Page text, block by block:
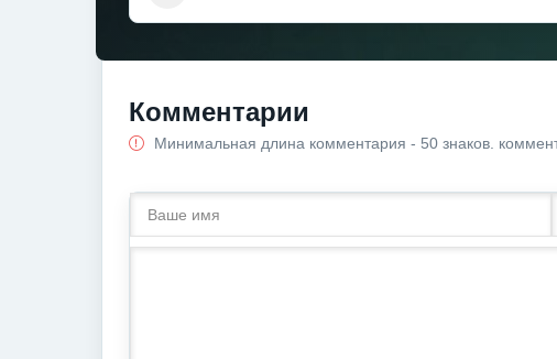
Комментарии
Минимальная длина комментария - 50 знаков.